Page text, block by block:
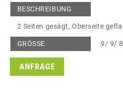
BESCHREIBUNG
2 Seiten gesägt, Oberseite
GRÖSSE 9/ 9/
ANFRAGE